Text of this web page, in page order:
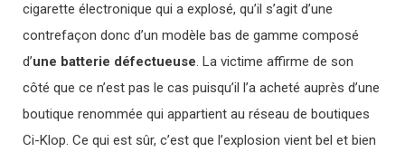
cigarette électronique qui a explosé, qu’il s’agit d’une
contrefaçon donc d’un modèle bas de gamme composé
d’une batterie défectueuse. La victime affirme de son
côté que ce n’est pas le cas puisqu’il l’a acheté auprès d’une
boutique renommée qui appartient au réseau de boutiques
Ci-Klop. Ce qui est sûr, c’est que l’explosion vient bel et bien